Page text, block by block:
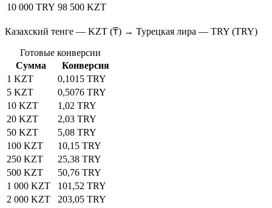
10 000 TRY 98 500 KZT
Казахский тенге — KZT (₸) → Турецкая лира — TRY (TRY)
Готовые конверсии
Сумма
Конверсия
1 KZT
0,1015 TRY
5 KZT
0,5076 TRY
10 KZT
1,02 TRY
20 KZT
2,03 TRY
50 KZT
5,08 TRY
100 KZT
10,15 TRY
250 KZT
25,38 TRY
500 KZT
50,76 TRY
1 000 KZT
101,52 TRY
2 000 KZT
203,05 TRY